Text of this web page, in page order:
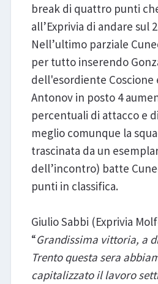
break di quattro punti
all’Exprivia di andare sul
Nell’ultimo parziale
per tutto inserendo
dell'esordiente Coscione
Antonov in posto 4
percentuali di attacco e
meglio comunque la
trascinata da un
dell’incontro) batte
punti in classifica.
Giulio Sabbi (Exprivia
“Grandissima vittoria, a
Trento questa sera
capitalizzato il lavoro